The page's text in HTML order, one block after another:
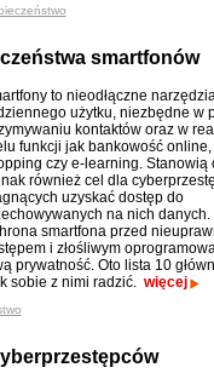
smartfonów
to nieodłączne
użytku, niezbędne w
kontaktów oraz w
funkcji jak bankowość online,
czy e-learning. Stanowią
również cel dla
uzyskać dostęp do
na nich danych.
smartfona przed
i złośliwym
prywatność. Oto lista 10
sobie z nimi radzić. więcej